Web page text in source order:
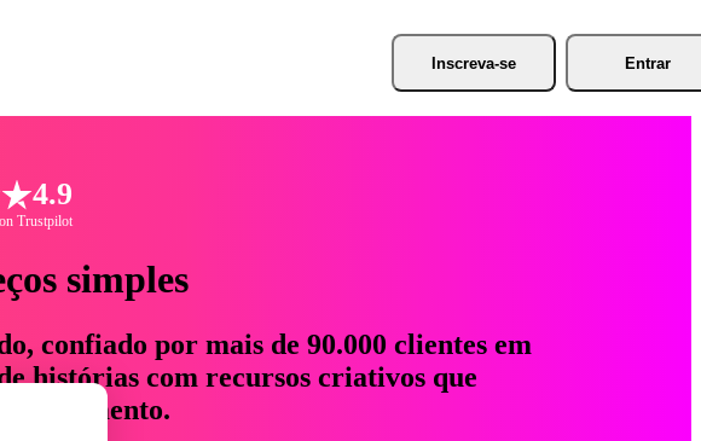
Inscreva-se Entrar
4.9
Trustpilot
simples
confiado por mais de 90.000 clientes em
histórias com recursos criativos que
orçamento.